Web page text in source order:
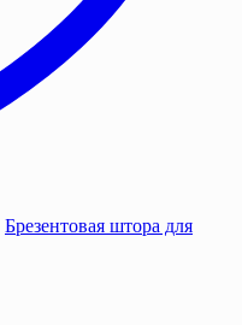
Брезентовая штора для